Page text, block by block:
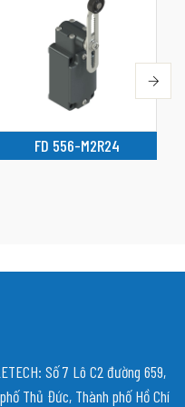
FD 556-M2R24
Số 7 Lô C2 đường 659,
Thủ Đức, Thành phố Hồ Chí